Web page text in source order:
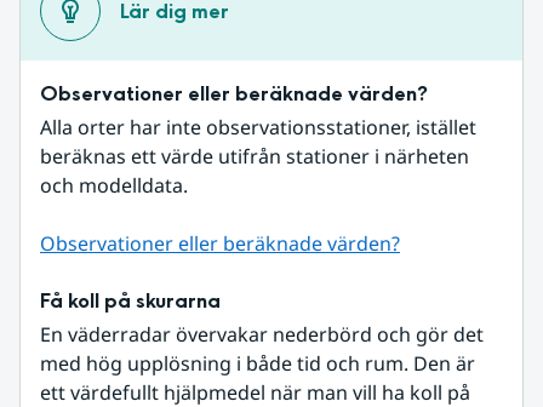
Lär dig mer
Observationer eller beräknade värden?
Alla orter har inte observationsstationer, istället
beräknas ett värde utifrån stationer i närheten
och modelldata.
Observationer eller beräknade värden?
Få koll på skurarna
En väderradar övervakar nederbörd och gör det
med hög upplösning i både tid och rum. Den är
ett värdefullt hjälpmedel när man vill ha koll på